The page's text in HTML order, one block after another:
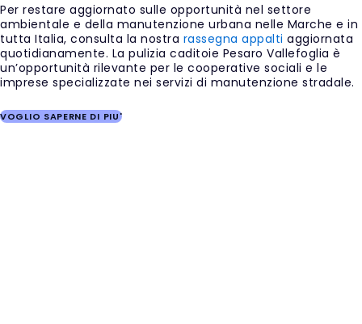
Per restare aggiornato sulle opportunità nel settore
ambientale e della manutenzione urbana nelle Marche e in
tutta Italia, consulta la nostra rassegna appalti aggiornata
quotidianamente. La pulizia caditoie Pesaro Vallefoglia è
un’opportunità rilevante per le cooperative sociali e le
imprese specializzate nei servizi di manutenzione stradale.
VOGLIO SAPERNE DI PIU'